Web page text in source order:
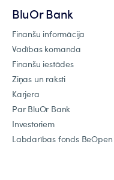
BluOr Bank
Finanšu informācija
Vadības komanda
Finanšu iestādes
Ziņas un raksti
Karjera
Par BluOr Bank
Investoriem
Labdarības fonds BeOpen